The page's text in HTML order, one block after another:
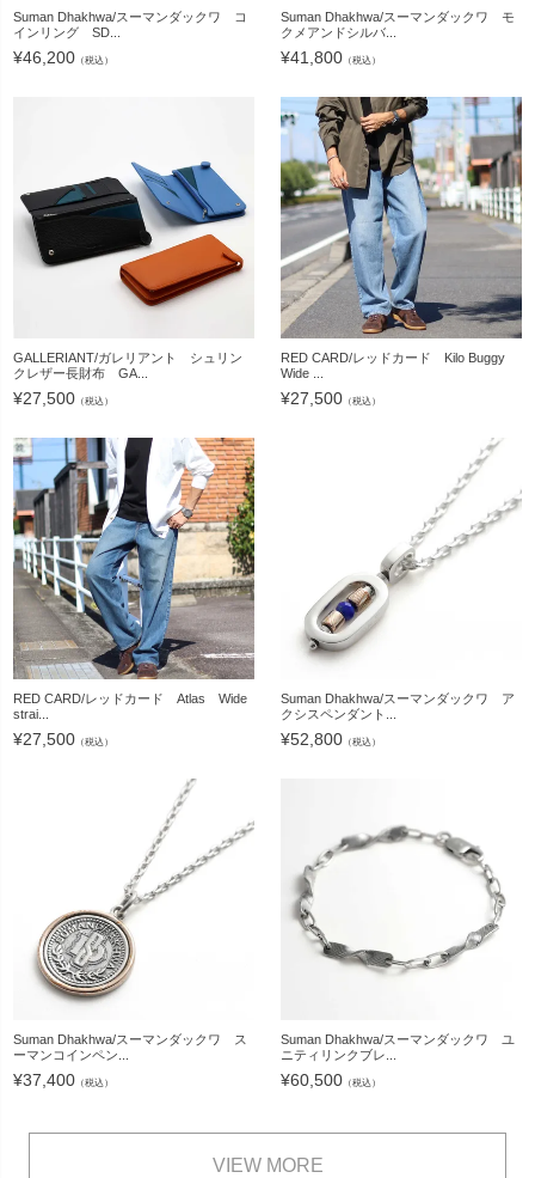
Suman Dhakhwa/スーマンダックワ コ
インリング SD...
¥46,200 （税込）
Suman Dhakhwa/スーマンダックワ モ
クメアンドシルバ...
¥41,800 （税込）
GALLERIANT/ガレリアント シュリン
クレザー長財布 GA...
¥27,500 （税込）
RED CARD/レッドカード Kilo Buggy
Wide ...
¥27,500 （税込）
RED CARD/レッドカード Atlas Wide
strai...
¥27,500 （税込）
Suman Dhakhwa/スーマンダックワ ア
クシスペンダント...
¥52,800 （税込）
Suman Dhakhwa/スーマンダックワ ス
ーマンコインペン...
¥37,400 （税込）
Suman Dhakhwa/スーマンダックワ ユ
ニティリンクブレ...
¥60,500 （税込）
VIEW MORE